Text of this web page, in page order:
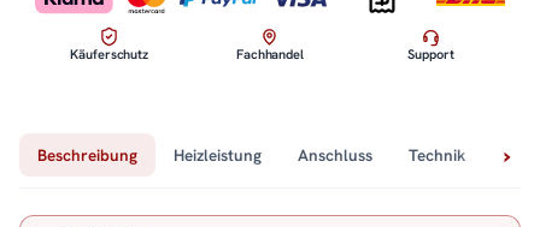
Käuferschutz Fachhandel Support
Beschreibung Heizleistung Anschluss Technik